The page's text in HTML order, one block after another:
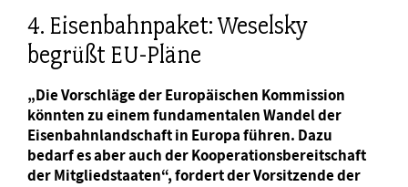
4. Eisenbahnpaket: Weselsky
begrüßt EU-Pläne
„Die Vorschläge der Europäischen Kommission
könnten zu einem fundamentalen Wandel der
Eisenbahnlandschaft in Europa führen. Dazu
bedarf es aber auch der Kooperationsbereitschaft
der Mitgliedstaaten“, fordert der Vorsitzende der